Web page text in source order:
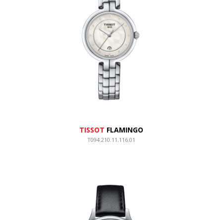
TISSOT FLAMINGO
T094.210.11.116.01